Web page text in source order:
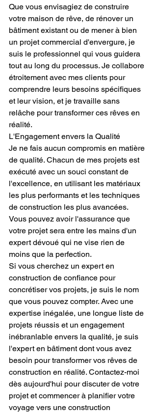
Que vous envisagiez de construire
votre maison de rêve, de rénover un
bâtiment existant ou de mener à bien
un projet commercial d'envergure, je
suis le professionnel qui vous guidera
tout au long du processus. Je collabore
étroitement avec mes clients pour
comprendre leurs besoins spécifiques
et leur vision, et je travaille sans
relâche pour transformer ces rêves en
réalité.
L'Engagement envers la Qualité
Je ne fais aucun compromis en matière
de qualité. Chacun de mes projets est
exécuté avec un souci constant de
l'excellence, en utilisant les matériaux
les plus performants et les techniques
de construction les plus avancées.
Vous pouvez avoir l'assurance que
votre projet sera entre les mains d'un
expert dévoué qui ne vise rien de
moins que la perfection.
Si vous cherchez un expert en
construction de confiance pour
concrétiser vos projets, je suis le nom
que vous pouvez compter. Avec une
expertise inégalée, une longue liste de
projets réussis et un engagement
inébranlable envers la qualité, je suis
l'expert en bâtiment dont vous avez
besoin pour transformer vos rêves de
construction en réalité. Contactez-moi
dès aujourd'hui pour discuter de votre
projet et commencer à planifier votre
voyage vers une construction